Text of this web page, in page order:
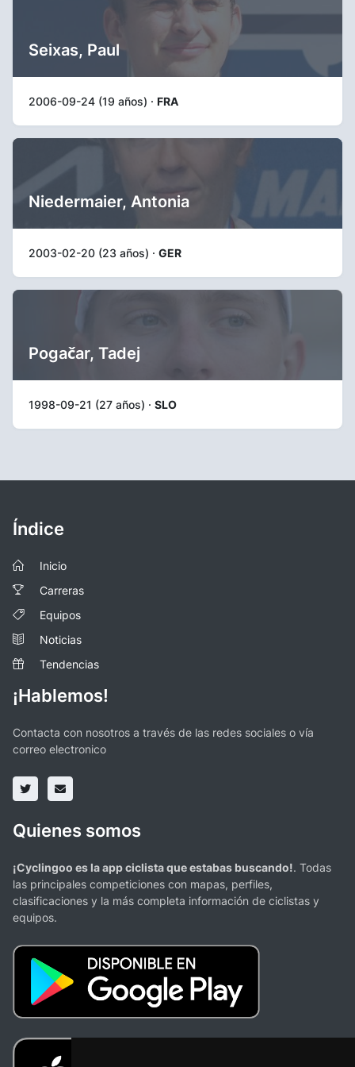
Seixas, Paul
2006-09-24 (19 años) · FRA
Niedermaier, Antonia
2003-02-20 (23 años) · GER
Pogačar, Tadej
1998-09-21 (27 años) · SLO
Índice
Inicio
Carreras
Equipos
Noticias
Tendencias
¡Hablemos!
Contacta con nosotros a través de las redes sociales o vía
correo electronico
Quienes somos
¡Cyclingoo es la app ciclista que estabas buscando!. Todas
las principales competiciones con mapas, perfiles,
clasificaciones y la más completa información de ciclistas y
equipos.